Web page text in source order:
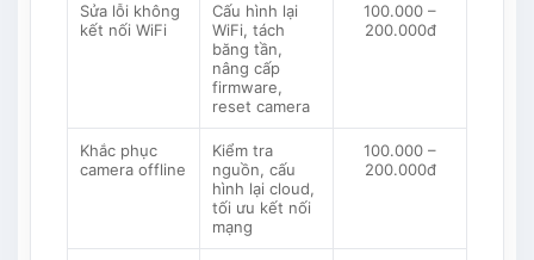
Sửa lỗi không
kết nối WiFi
Cấu hình lại
WiFi, tách
băng tần,
nâng cấp
firmware,
reset camera
100.000 –
200.000đ
Khắc phục
camera offline
Kiểm tra
nguồn, cấu
hình lại cloud,
tối ưu kết nối
mạng
100.000 –
200.000đ